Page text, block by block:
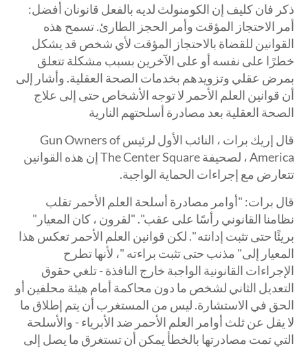
ذكر فان كليف إن الكومنولث لديه بالفعل قانونان أفضل:
أمر الاحتجاز المؤقت وأمر الحجز الطارئ. تسمح هذه
القوانين للقضاة بالاحتجاز المؤقت لأي شخص قد يشكل
خطرًا على نفسه أو على الآخرين بسبب مشكلة تتعلق
بمرض عقلي وتزويدهم بخدمات الصحة العقلية. وأشار إلى
أن قوانين العلم الأحمر لا توجه الأشخاص حتى إلى علاج
الصحة العقلية بعد مصادرة أسلحتهم النارية
قال إريك برات ، النائب الأول لرئيس Gun Owners of
America ، لصحيفة The Center Square إن هذه القوانين
تتعارض مع إجراءات الحماية الواجبة.
قال برات: "أوامر مصادرة أسلحة العلم الأحمر تقلب
نظامنا القانوني رأسًا على عقب". "لقرون ، كان المعيار"
بريئًا حتى تثبت إدانته ". لكن قوانين العلم الأحمر تعكس هذا
المعيار إلى" مذنب حتى تثبت براءته "، لأنها تطرح
الإجراءات القانونية الواجبة خارج النافذة - تلغي حقوق
التعديل الثاني لشخص ما دون محاكمة أمام هيئة محلفين أو
الحق في الاستشارة. ليس من المستغرب أن يتم إطلاق ما
لا يقل عن ثلث أوامر العلم الأحمر ضد الأبرياء - والأسلحة
التي تمت مصادرتها بالخطأ يمكن أن تستغرق ما يصل إلى